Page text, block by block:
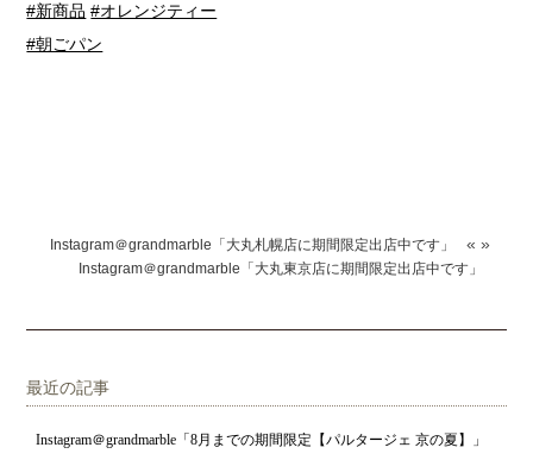
最近の記事
Instagram＠grandmarble「8月までの期間限定【パルタージェ 京の夏】」
#新商品 #オレンジティー
#朝ごパン
«
Instagram＠grandmarble「大丸札幌店に期間限定出店中です」
Instagram＠grandmarble「大丸東京店に期間限定出店中です」
»